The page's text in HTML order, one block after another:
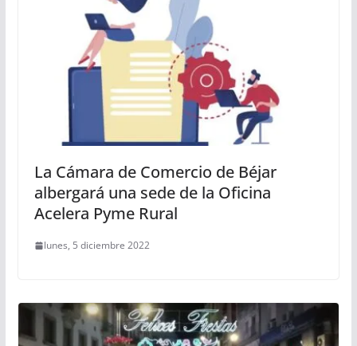
La Cámara de Comercio de Béjar
albergará una sede de la Oficina
Acelera Pyme Rural
lunes, 5 diciembre 2022